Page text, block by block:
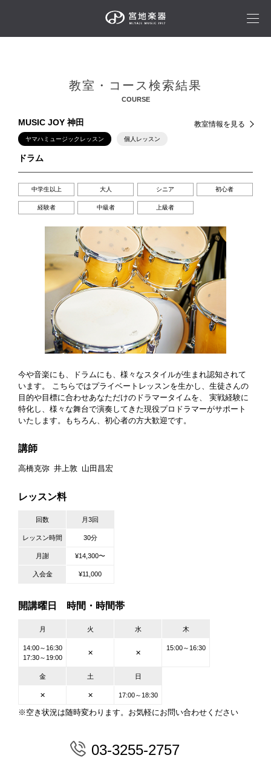
教室・コース検索結果
COURSE
MUSIC JOY 神田 教室情報を見る
ヤマハミュージックレッスン 個人レッスン
ドラム
中学生以上 大人 シニア 初心者
経験者 中級者 上級者
今や音楽にも、ドラムにも、様々なスタイルが生まれ認知されて
います。 こちらではプライベートレッスンを生かし、生徒さんの
目的や目標に合わせあなただけのドラマータイムを、 実戦経験に
特化し、様々な舞台で演奏してきた現役プロドラマーがサポート
いたします。もちろん、初心者の方大歓迎です。
講師
高橋克弥 井上敦 山田昌宏
レッスン料
回数 月3回
レッスン時間 30分
月謝 ¥14,300〜
入会金 ¥11,000
開講曜日 時間・時間帯
月 火 水 木
14:00～16:30
17:30～19:00
✕ ✕
15:00～16:30
金 土 日
✕ ✕ 17:00～18:30
※空き状況は随時変わります。お気軽にお問い合わせください
03-3255-2757